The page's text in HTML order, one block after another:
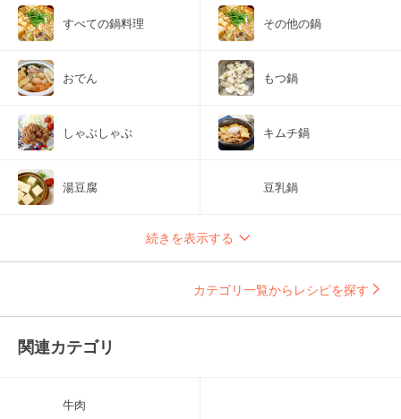
すべての鍋料理 その他の鍋
おでん もつ鍋
しゃぶしゃぶ キムチ鍋
湯豆腐 豆乳鍋
続きを表示する
カテゴリ一覧からレシピを探す
関連カテゴリ
牛肉